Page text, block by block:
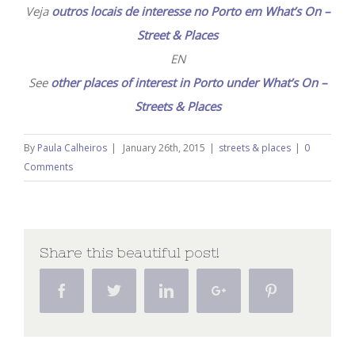
Veja outros locais de interesse no Porto em What’s On –
Street & Places
EN
See other places of interest in Porto under What’s On –
Streets & Places
By Paula Calheiros | January 26th, 2015 | streets & places | 0
Comments
Share this beautiful post!
Facebook Twitter LinkedinGoogle+